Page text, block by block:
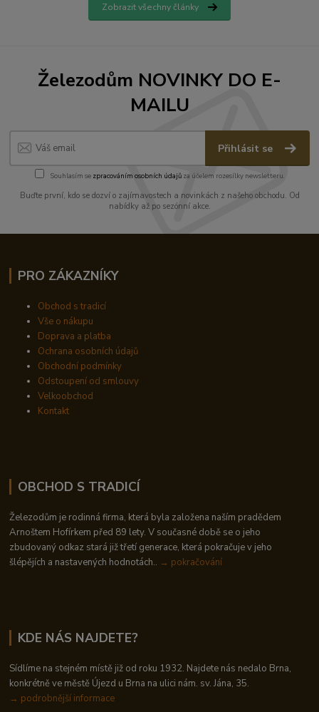
Zobrazit všechny články
Železodům NOVINKY DO E-
MAILU
Přihlásit se
Souhlasím se zpracováním osobních údajůza účelem rozesílky newsletteru.
Buďte první, kdo se dozví o zajímavostech a novinkách z našeho obchodu. Od
nabídky až po sezónní akce.
PRO ZÁKAZNÍKY
Obchod s tradicí
Vše o nákupu
Doprava a platba
Ochrana osobních údajů
Obchodní podmínky
Odstoupení od smlouvy
Velkoobchod
Kontakt
OBCHOD S TRADICÍ
Železodům je rodinná firma, která byla založena naším pradědem
Arnoštem Hofírkem před 89 lety. V současné době se o jeho
zbudovaný odkaz stará již třetí generace, která pokračuje v jeho
šlépějích a nastavených hodnotách.. → pokračování
KDE NÁS NAJDETE?
Sídlíme na stejném místě již od roku 1932. Najdete nás nedalo Brna,
konkrétně ve městě Újezd u Brna na ulici nám. sv. Jána, 35.
→ podrobnější informace